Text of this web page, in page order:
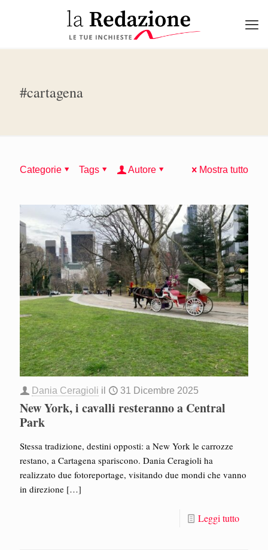
#cartagena
Categorie Tags Autore Mostra tutto
Dania Ceragioli il 31 Dicembre 2025
New York, i cavalli resteranno a Central
Park
Stessa tradizione, destini opposti: a New York le carrozze
restano, a Cartagena spariscono. Dania Ceragioli ha
realizzato due fotoreportage, visitando due mondi che vanno
in direzione […]
Leggi tutto